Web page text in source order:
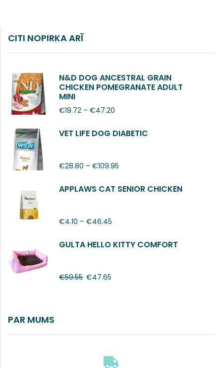
CITI NOPIRKA ARĪ
N&D DOG ANCESTRAL GRAIN
CHICKEN POMEGRANATE ADULT
MINI
€19.72 – €47.20
VET LIFE DOG DIABETIC
€28.80 – €109.95
APPLAWS CAT SENIOR CHICKEN
€4.10 – €46.45
GULTA HELLO KITTY COMFORT
€59.55 €47.65
PAR MUMS